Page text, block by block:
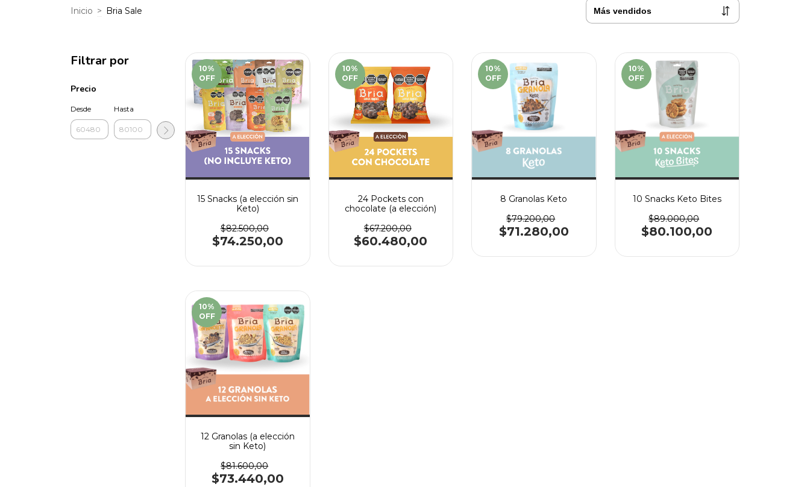
Inicio > Bria Sale
Filtrar por
Precio
Desde Hasta
10%
OFF
15 Snacks (a elección sin
Keto)
$82.500,00
$74.250,00
10%
OFF
24 Pockets con
chocolate (a elección)
$67.200,00
$60.480,00
10%
OFF
8 Granolas Keto
$79.200,00
$71.280,00
10%
OFF
10 Snacks Keto Bites
$89.000,00
$80.100,00
10%
OFF
12 Granolas (a elección
sin Keto)
$81.600,00
$73.440,00